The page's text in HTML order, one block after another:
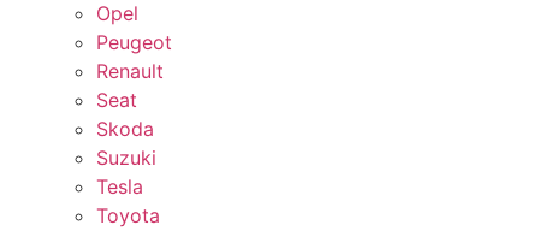
Opel
Peugeot
Renault
Seat
Skoda
Suzuki
Tesla
Toyota